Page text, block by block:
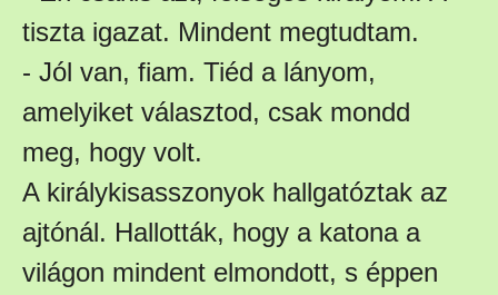
tiszta igazat. Mindent megtudtam.
- Jól van, fiam. Tiéd a lányom,
amelyiket választod, csak mondd
meg, hogy volt.
A királykisasszonyok hallgatóztak az
ajtónál. Hallották, hogy a katona a
világon mindent elmondott, s éppen